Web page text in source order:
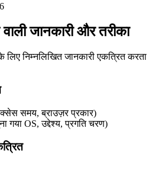
जानकारी और तरीका
निम्नलिखित जानकारी एकत्रित करता
समय, ब्राउज़र प्रकार)
गया OS, उद्देश्य, प्रगति चरण)